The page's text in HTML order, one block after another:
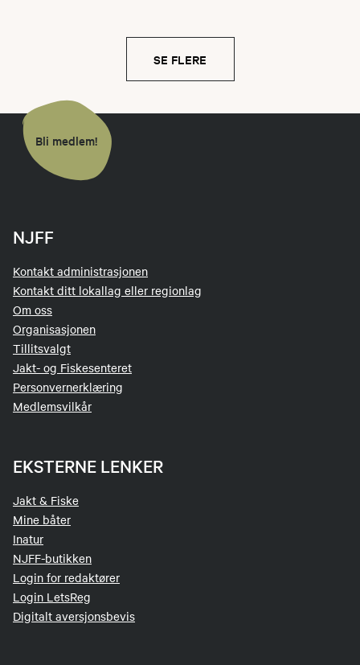
SE FLERE
Bli medlem!
NJFF
Kontakt administrasjonen
Kontakt ditt lokallag eller regionlag
Om oss
Organisasjonen
Tillitsvalgt
Jakt- og Fiskesenteret
Personvernerklæring
Medlemsvilkår
EKSTERNE LENKER
Jakt & Fiske
Mine båter
Inatur
NJFF-butikken
Login for redaktører
Login LetsReg
Digitalt aversjonsbevis